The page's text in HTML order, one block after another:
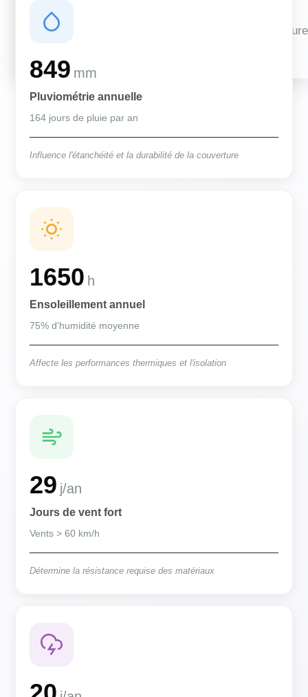
Des conditions qui influencent vos travaux de couverture
849 mm
Pluviométrie annuelle
164 jours de pluie par an
Influence l'étanchéité et la durabilité de la couverture
1650 h
Ensoleillement annuel
75% d'humidité moyenne
Affecte les performances thermiques et l'isolation
29 j/an
Jours de vent fort
Vents > 60 km/h
Détermine la résistance requise des matériaux